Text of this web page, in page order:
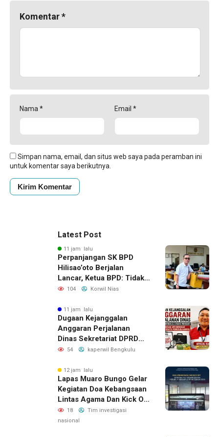
Komentar*
Nama * Email *
Simpan nama, email, dan situs web saya pada peramban ini
untuk komentar saya berikutnya.
Latest Post
11 jam lalu
Perpanjangan SK BPD
Hilisao’oto Berjalan
Lancar, Ketua BPD: Tidak
Ada Kendala Administrasi
104 Korwil Nias
11 jam lalu
Dugaan Kejanggalan
Anggaran Perjalanan
Dinas Sekretariat DPRD
Bengkulu Utara, LAKI
Pengelolaannya
54 kaperwil Bengkulu
12 jam lalu
Lapas Muaro Bungo Gelar
Kegiatan Doa Kebangsaan
Lintas Agama Dan Kick Off
Semarak HUT RI Ke-81
Kemerdekaan Republik
18
Tim investigasi
nasional